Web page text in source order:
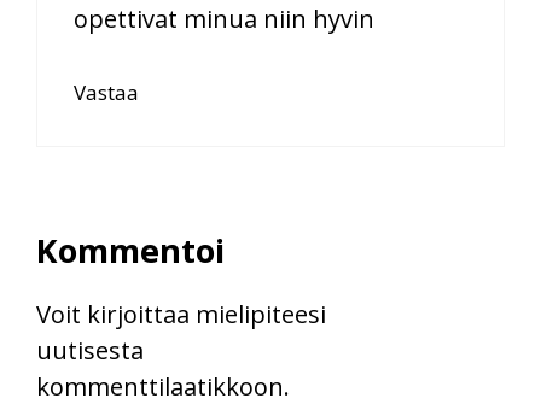
opettivat minua niin hyvin
Vastaa
Kommentoi
Voit kirjoittaa mielipiteesi
uutisesta
kommenttilaatikkoon.